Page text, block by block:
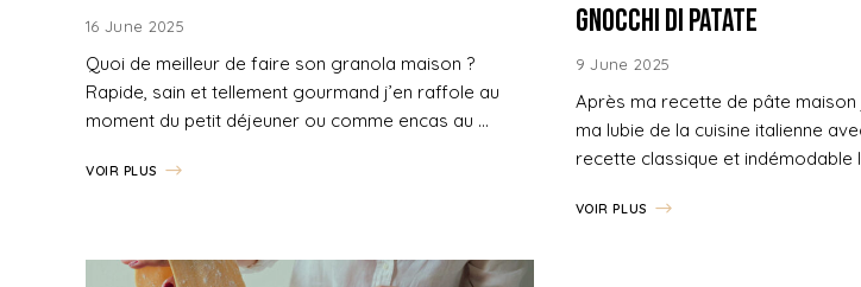
16 June 2025
Quoi de meilleur de faire son granola maison ?
Rapide, sain et tellement gourmand j’en raffole au
moment du petit déjeuner ou comme encas au …
VOIR PLUS
Gnocchi di patate
9 June 2025
Après ma recette de pâte maison
ma lubie de la cuisine italienne
recette classique et indémodable
VOIR PLUS